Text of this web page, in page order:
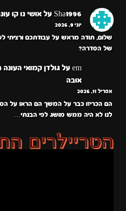
Sha1996 על אושי נו קו עונה 3
יוני 9, 2026
שלום, תודה מראש על עבודתכם ורציתי
של הסדרה?
em על
אובה
אפריל 11, 2026
הם הכריזו כבר על המשך הם הראו על
לנו לא היה ממש מושג לפי הבנתי…